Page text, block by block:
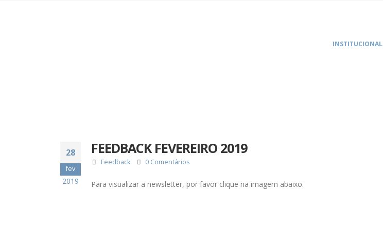
INSTITUCIONAL
28
fev
2019
FEEDBACK FEVEREIRO 2019
Feedback 0 Comentários
Para visualizar a newsletter, por favor clique na imagem abaixo.